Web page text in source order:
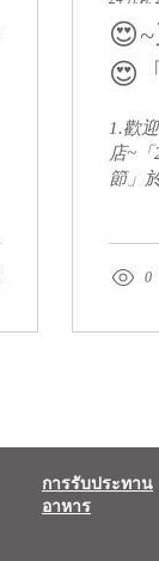
😍
節
15
1.歡
店~
節」
180
下：
3 號
鐘）
0
การรับประทาน
อาหาร